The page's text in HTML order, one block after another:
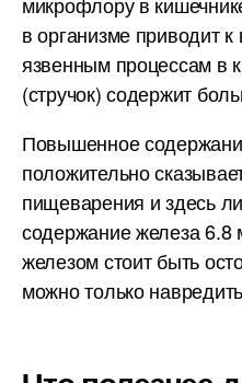
в организме приводит
язвенным процессам в
(стручок) содержит
Повышенное
положительно
пищеварения и здесь
содержание железа
железом стоит быть
можно только